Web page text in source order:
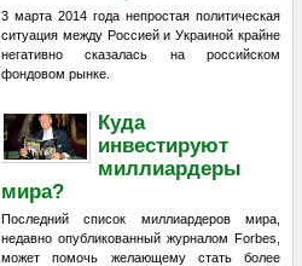
3 марта 2014 года непростая политическая
ситуация между Россией и Украиной крайне
негативно сказалась на российском
фондовом рынке.
Куда
инвестируют
миллиардеры
мира?
Последний список миллиардеров мира,
недавно опубликованный журналом Forbes,
может помочь желающему стать более